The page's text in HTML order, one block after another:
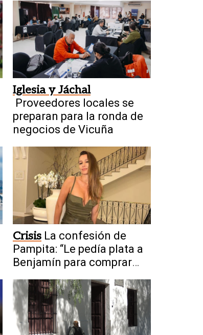
Iglesia y Jáchal
Proveedores locales se
preparan para la ronda de
negocios de Vicuña
Crisis La confesión de
Pampita: “Le pedía plata a
Benjamín para comprar